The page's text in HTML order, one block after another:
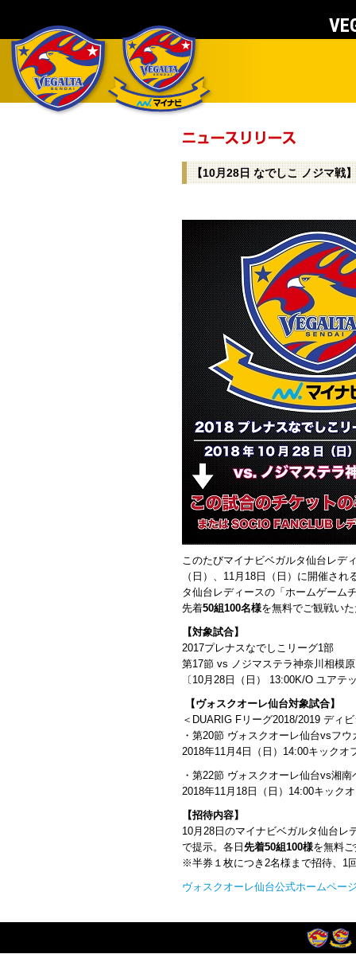
【10月28日 なでしこ ノジマ戦
このたびマイナビベガルタ仙台レデ
（日）、11月18日（日）に開催さ
タ仙台レディースの「ホームゲーム
先着50組100名様を無料でご観戦い
【対象試合】
2017プレナスなでしこリーグ1部
第17節 vs ノジマステラ神奈川相模原
〔10月28日（日） 13:00K/O ユアテ
【ヴォスクオーレ仙台対象試合】
＜DUARIG Fリーグ2018/2019 ディ
・第20節 ヴォスクオーレ仙台vsフ
2018年11月4日（日）14:00キックオ
・第22節 ヴォスクオーレ仙台vs湘南
2018年11月18日（日）14:00キック
【招待内容】
10月28日のマイナビベガルタ仙台レ
で提示。各日 先着50組100様を無料
※半券１枚につき2名様まで招待、1
ヴォスクオーレ仙台公式ホームペー